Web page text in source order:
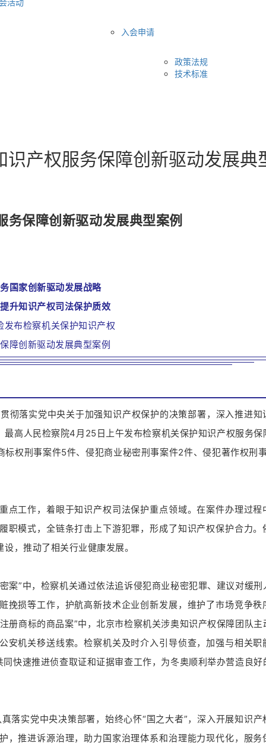
入会申请
政策法规
技术标准
产权服务保障创新驱动发展典
务保障创新驱动发展典型案例
国家创新驱动发展战略
升知识产权司法保护质效
发布检察机关保护知识产权
障创新驱动发展典型案例
彻落实党中央关于加强知识产权保护的决策部署，深入推进知
高人民检察院4月25日上午发布检察机关保护知识产权服务保
权刑事案件5件、侵犯商业秘密刑事案件2件、侵犯著作权刑
点工作，着眼于知识产权司法保护重点领域。在案件办理过程
职模式，全链条打击上下游犯罪，形成了知识产权保护合力。
，推动了相关行业健康发展。
案”中，检察机关通过依法追诉侵犯商业秘密犯罪、建议对缓刑
挽损等工作，护航高新技术企业创新发展，维护了市场竞争秩
册商标的商品案”中，北京市检察机关涉奥知识产权保障团队主
安机关移送线索。检察机关及时介入引导侦查，加强与相关职
快速推进侦查取证和证据审查工作，为冬奥顺利举办营造良好
落实党中央决策部署，始终心怀“国之大者”，深入开展知识产
，推进诉源治理，助力国家治理体系和治理能力现代化，服务